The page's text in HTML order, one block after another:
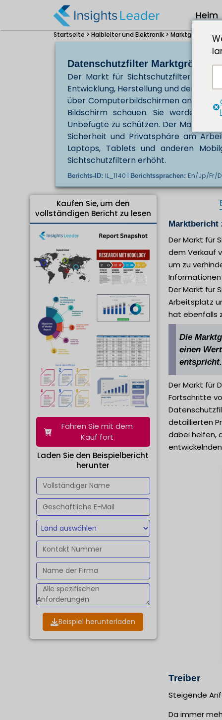
Heim
Startseite > Halbleiter und Elektronik > Marktgröße für
Datenschutzfilter Marktgröße:
Der Markt für Sichtschutzfilter ist
Entwicklung, Herstellung und dem
über Computerbildschirmen
Bildschirm schauen. Sie werden
Unbefugte zu schützen. Der Markt
Sicherheit und Privatsphäre am
Laptops, Tablets und anderen
Sichtschutzfiltern erhöht.
Berichts-ID: IL_1140 | Berichtssprachen: En/Jp/Fr/
Kaufen Sie, um den
vollständigen Bericht zu lesen
Fahren Sie mit dem
Kauf fort
Laden Sie den Beispielbericht
herunter
Beispiel herunterladen
Marktbericht
Der Markt für
dem Verkauf
um zu
Der Markt für
Arbeitsplatz
hat ebenfalls
Die
einen
entspricht.
Der Markt für
Fortschritte
detaillierten
dabei helfen,
Treiber
Steigende
Da immer